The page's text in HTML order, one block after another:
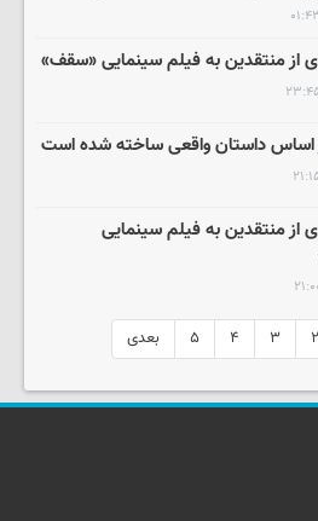
از منتقدین به فیلم سینمایی «سقف»
اساس داستان واقعی ساخته شده است
از منتقدین به فیلم سینمایی
۲ ۳ ۴ ۵ بعدی